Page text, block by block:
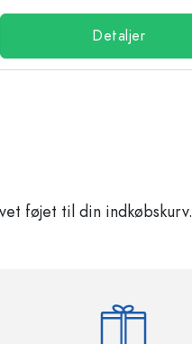
Detaljer
føjet til din indkøbskurv.